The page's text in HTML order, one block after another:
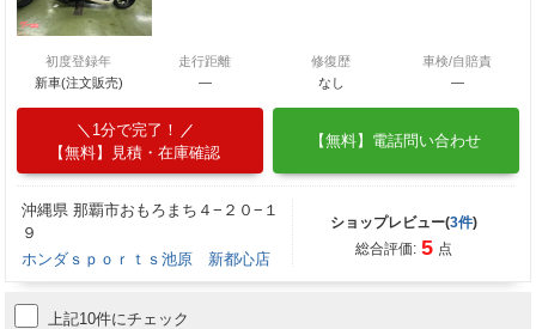
初度登録年
新車(注文販売)
走行距離
―
修復歴
なし
車検/自賠責
―
1分で完了！
【無料】見積・在庫確認
【無料】電話問い合わせ
沖縄県 那覇市おもろまち４−２０−１
９
ホンダｓｐｏｒｔｓ池原 新都心店
ショップレビュー(3件)
総合評価: 5 点
上記10件にチェック